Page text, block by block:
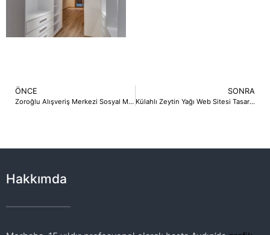
ÖNCE
Zoroğlu Alışveriş Merkezi Sosyal Medya Reklam Çalışması
SONRA
Külahlı Zeytin Yağı Web Sitesi Tasarımı
Hakkımda